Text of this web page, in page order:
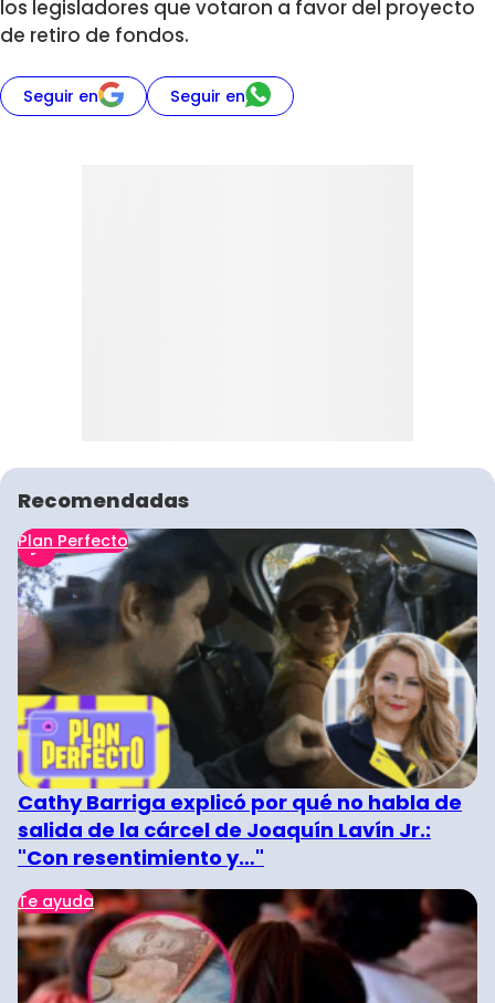
los legisladores que votaron a favor del proyecto
de retiro de fondos.
Seguir en Seguir en
Recomendadas
Plan Perfecto
Cathy Barriga explicó por qué no habla de
salida de la cárcel de Joaquín Lavín Jr.:
"Con resentimiento y…"
Te ayuda